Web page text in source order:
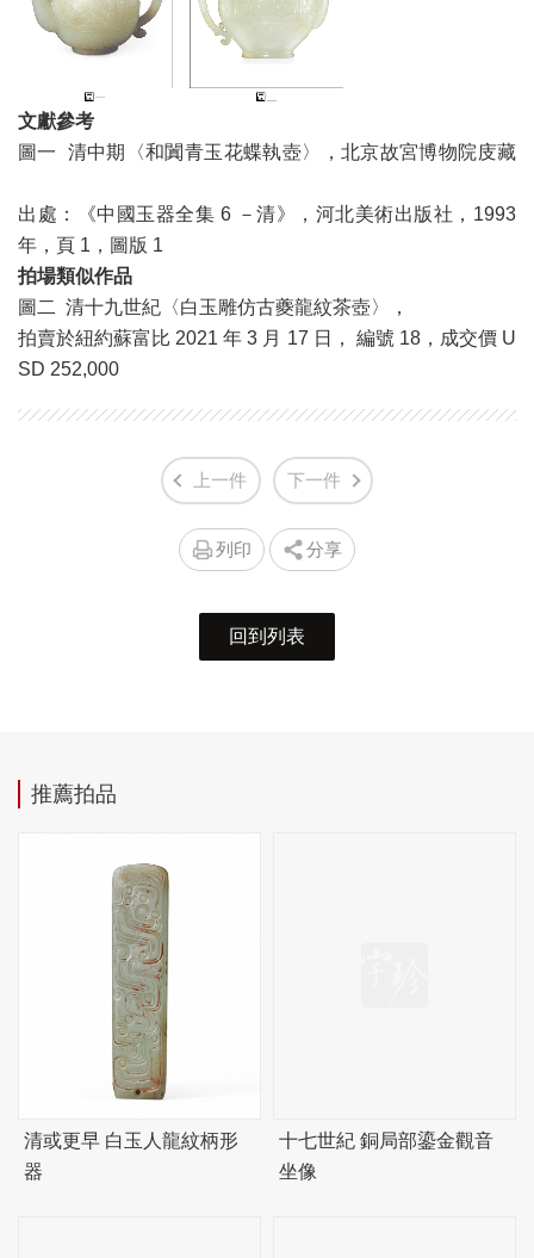
文獻參考
圖一 清中期〈和闐青玉花蝶執壺〉，北京故宮博物院庋藏
出處：《中國玉器全集 6 －清》，河北美術出版社，1993
年，頁 1，圖版 1
拍場類似作品
圖二 清十九世紀〈白玉雕仿古夔龍紋茶壺〉，
拍賣於紐約蘇富比 2021 年 3 月 17 日， 編號 18，成交價 U
SD 252,000
上一件 下一件
列印 分享
回到列表
推薦拍品
清或更早 白玉人龍紋柄形
器
十七世紀 銅局部鎏金觀音
坐像